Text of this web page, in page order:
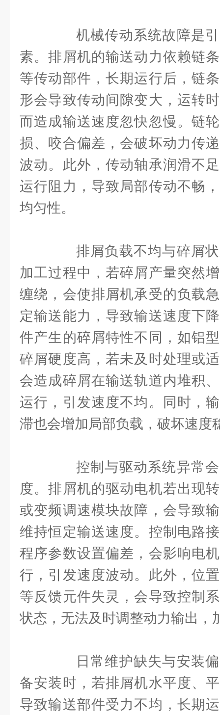
机械传动系统故障是引
素。排屑机的输送动力依赖链
等传动部件，长期运行后，链
形会导致传动间隙变大，运转
而造成输送速度忽快忽慢。链
损、咬合偏差，会破坏动力传
波动。此外，传动轴承润滑不
运行阻力，导致局部传动不畅
均匀性。
排屑负载不均与碎屑状
加工过程中，若碎屑产量突然
缠绕，会使排屑机承受的负载
定输送能力，导致输送速度下
件产生的碎屑特性不同，如铝
碎屑硬度高，若未及时处理或
会造成碎屑在输送轨道内堆积
运行，引发速度不均。同时，
滞也会增加局部负载，破坏速度
控制与驱动系统异常会
度。排屑机的驱动电机若出现
或变频调速模块故障，会导致
维持恒定输送速度。控制电路
程序参数设置偏差，会影响电
行，引发速度波动。此外，位
等反馈元件失灵，会导致控制
状态，无法及时调整动力输出，
日常维护缺失与安装偏
备安装时，若排屑机水平度、
导致输送部件受力不均，长期